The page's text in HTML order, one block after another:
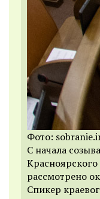
Фото:
С начала
рассмотрено
Спикер